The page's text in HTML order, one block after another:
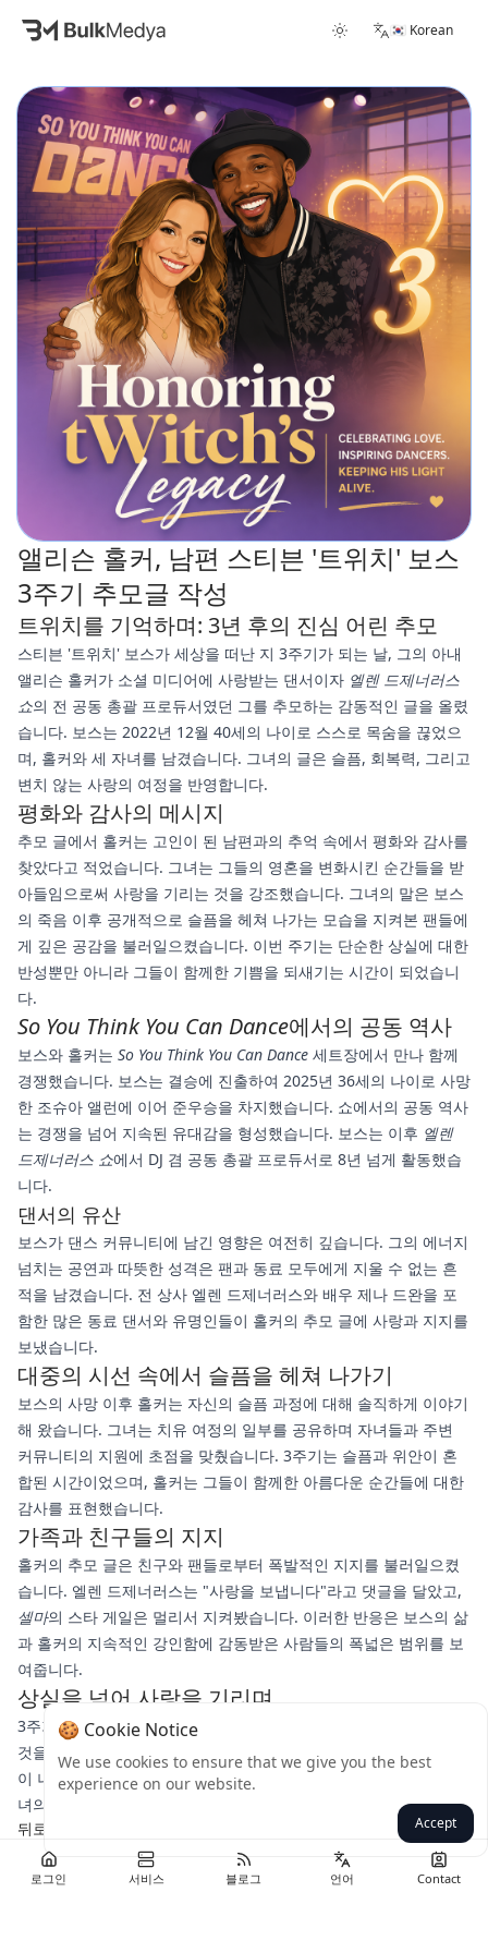
🇰🇷 Korean
로그인 서비스 블로그 언어 Contact
앨리슨 홀커, 남편 스티븐 '트위치' 보스
3주기 추모글 작성
트위치를 기억하며: 3년 후의 진심 어린 추모
스티븐 '트위치' 보스가 세상을 떠난 지 3주기가 되는 날, 그의 아내
앨리슨 홀커가 소셜 미디어에 사랑받는 댄서이자 엘렌 드제너러스
쇼의 전 공동 총괄 프로듀서였던 그를 추모하는 감동적인 글을 올렸
습니다. 보스는 2022년 12월 40세의 나이로 스스로 목숨을 끊었으
며, 홀커와 세 자녀를 남겼습니다. 그녀의 글은 슬픔, 회복력, 그리고
변치 않는 사랑의 여정을 반영합니다.
평화와 감사의 메시지
추모 글에서 홀커는 고인이 된 남편과의 추억 속에서 평화와 감사를
찾았다고 적었습니다. 그녀는 그들의 영혼을 변화시킨 순간들을 받
아들임으로써 사랑을 기리는 것을 강조했습니다. 그녀의 말은 보스
의 죽음 이후 공개적으로 슬픔을 헤쳐 나가는 모습을 지켜본 팬들에
게 깊은 공감을 불러일으켰습니다. 이번 주기는 단순한 상실에 대한
반성뿐만 아니라 그들이 함께한 기쁨을 되새기는 시간이 되었습니
다.
So You Think You Can Dance에서의 공동 역사
보스와 홀커는 So You Think You Can Dance 세트장에서 만나 함께
경쟁했습니다. 보스는 결승에 진출하여 2025년 36세의 나이로 사망
한 조슈아 앨런에 이어 준우승을 차지했습니다. 쇼에서의 공동 역사
는 경쟁을 넘어 지속된 유대감을 형성했습니다. 보스는 이후 엘렌
드제너러스 쇼에서 DJ 겸 공동 총괄 프로듀서로 8년 넘게 활동했습
니다.
댄서의 유산
보스가 댄스 커뮤니티에 남긴 영향은 여전히 깊습니다. 그의 에너지
넘치는 공연과 따뜻한 성격은 팬과 동료 모두에게 지울 수 없는 흔
적을 남겼습니다. 전 상사 엘렌 드제너러스와 배우 제나 드완을 포
함한 많은 동료 댄서와 유명인들이 홀커의 추모 글에 사랑과 지지를
보냈습니다.
대중의 시선 속에서 슬픔을 헤쳐 나가기
보스의 사망 이후 홀커는 자신의 슬픔 과정에 대해 솔직하게 이야기
해 왔습니다. 그녀는 치유 여정의 일부를 공유하며 자녀들과 주변
커뮤니티의 지원에 초점을 맞췄습니다. 3주기는 슬픔과 위안이 혼
합된 시간이었으며, 홀커는 그들이 함께한 아름다운 순간들에 대한
감사를 표현했습니다.
가족과 친구들의 지지
홀커의 추모 글은 친구와 팬들로부터 폭발적인 지지를 불러일으켰
습니다. 엘렌 드제너러스는 "사랑을 보냅니다"라고 댓글을 달았고,
셀마의 스타 게일은 멀리서 지켜봤습니다. 이러한 반응은 보스의 삶
과 홀커의 지속적인 강인함에 감동받은 사람들의 폭넓은 범위를 보
여줍니다.
상실을 넘어 사랑을 기리며
3주기가 지나면서 홀커의 말은 사랑이 상실 속에서도 변형된다는
것을 상기시킵니다. 그녀의 추모는 트위치의 기억뿐만 아니라 그들
이 나눈 유대의 지속적인 힘을 기립니다. 슬픔에 빠진 이들에게 그
녀의 메시지는 감사와 추억을 통해 평화를 찾는 길을 제시합니다.
뒤로
🍪 Cookie Notice
We use cookies to ensure that we give you the best
experience on our website.
Accept